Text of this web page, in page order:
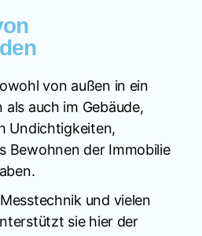
von außen in ein
als auch im Gebäude,
Undichtigkeiten,
Bewohnen der Immobilie
und vielen
sie hier der